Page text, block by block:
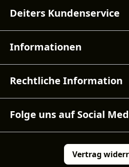
Deiters Kundenservice
Informationen
Rechtliche Information
Folge uns auf Social
Vertrag